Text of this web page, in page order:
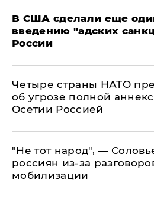
В США сделали еще
введению "адских
России
Четыре страны НАТО
об угрозе полной
Осетии Россией
​"Не тот народ", —
россиян из-за
мобилизации